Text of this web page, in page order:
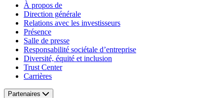
À propos de
Direction générale
Relations avec les investisseurs
Présence
Salle de presse
Responsabilité sociétale d’entreprise
Diversité, équité et inclusion
Trust Center
Carrières
Partenaires